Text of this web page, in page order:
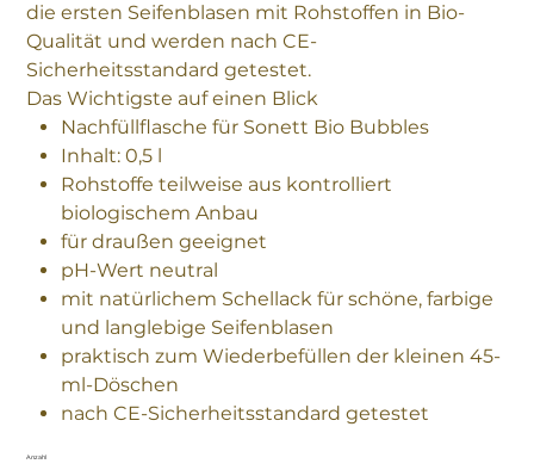
die ersten Seifenblasen mit Rohstoffen in Bio-
Qualität und werden nach CE-
Sicherheitsstandard getestet.
Das Wichtigste auf einen Blick
Nachfüllflasche für Sonett Bio Bubbles
Inhalt: 0,5 l
Rohstoffe teilweise aus kontrolliert
biologischem Anbau
für draußen geeignet
pH-Wert neutral
mit natürlichem Schellack für schöne, farbige
und langlebige Seifenblasen
praktisch zum Wiederbefüllen der kleinen 45-
ml-Döschen
nach CE-Sicherheitsstandard getestet
Anzahl